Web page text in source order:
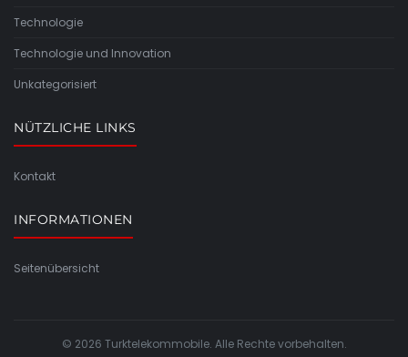
Technologie
Technologie und Innovation
Unkategorisiert
NÜTZLICHE LINKS
Kontakt
INFORMATIONEN
Seitenübersicht
© 2026 Turktelekommobile. Alle Rechte vorbehalten.